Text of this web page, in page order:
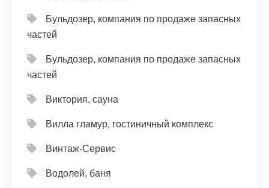
Бульдозер, компания по продаже запасных
частей
Бульдозер, компания по продаже запасных
частей
Виктория, сауна
Вилла гламур, гостиничный комплекс
Винтаж-Сервис
Водолей, баня